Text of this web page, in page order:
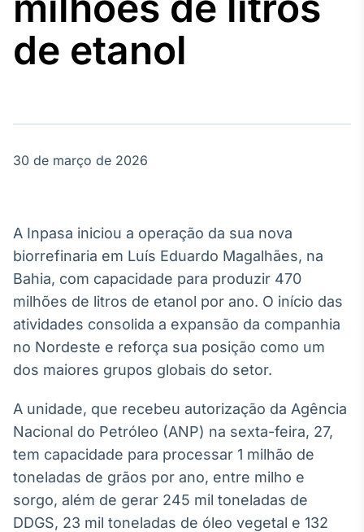
Agro
Broadcast
Energia
O setor de
energia elétrica
no Brasil
Broadcast
Plataforma para
personalizados
Soluções de Dados
e Conteúdos
Broadcast
OTC
de etanol
30 de março de 2026
A Inpasa iniciou a operação da sua nova
biorrefinaria em Luís Eduardo Magalhães, na
Bahia, com capacidade para produzir 470
milhões de litros de etanol por ano. O início das
atividades consolida a expansão da companhia
no Nordeste e reforça sua posição como um
dos maiores grupos globais do setor.
A unidade, que recebeu autorização da Agência
Nacional do Petróleo (ANP) na sexta-feira, 27,
tem capacidade para processar 1 milhão de
toneladas de grãos por ano, entre milho e
sorgo, além de gerar 245 mil toneladas de
DDGS, 23 mil toneladas de óleo vegetal e 132